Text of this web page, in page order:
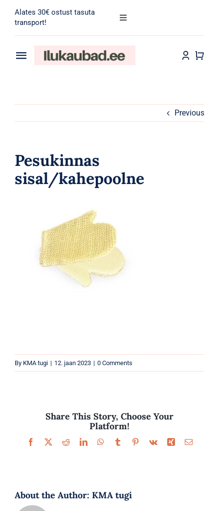
content
Alates 30€ ostust tasuta
transport!
Toggle
for:
Toggle
Meik
Kaubamärgid
Previous
Pesukinnas
sisal/kahepoolne
By KMA tugi | 12. jaan 2023 | 0 Comments
Share This Story, Choose Your
Platform!
Facebook
X RedditLinkedInWhatsApp
TumblrPinterest
Vk Xing Email
About the Author: KMA tugi